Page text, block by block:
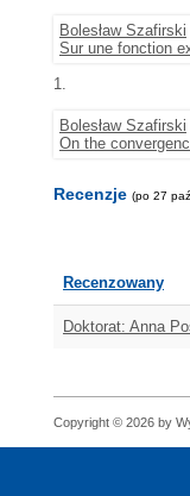
Bolesław Szafirski
Sur une fonction
1.
Bolesław Szafirski
On the
Recenzje (po 27
Recenzowany
Doktorat: Anna
Copyright © 2026 by